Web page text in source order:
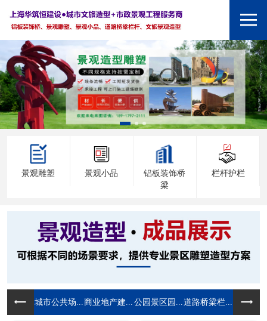
景观雕塑 景观小品
铝板装饰桥
梁
栏杆护栏
城市公共场... 商业地产建... 公园景区园... 道路桥梁栏...